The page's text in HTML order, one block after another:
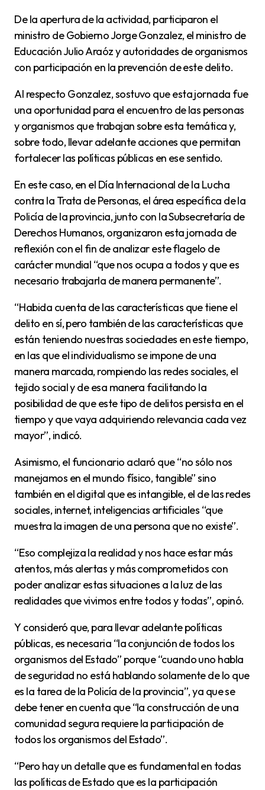
De la apertura de la actividad, participaron el
ministro de Gobierno Jorge Gonzalez, el ministro de
Educación Julio Araóz y autoridades de organismos
con participación en la prevención de este delito.
Al respecto Gonzalez, sostuvo que esta jornada fue
una oportunidad para el encuentro de las personas
y organismos que trabajan sobre esta temática y,
sobre todo, llevar adelante acciones que permitan
fortalecer las políticas públicas en ese sentido.
En este caso, en el Día Internacional de la Lucha
contra la Trata de Personas, el área específica de la
Policía de la provincia, junto con la Subsecretaría de
Derechos Humanos, organizaron esta jornada de
reflexión con el fin de analizar este flagelo de
carácter mundial “que nos ocupa a todos y que es
necesario trabajarla de manera permanente”.
“Habida cuenta de las características que tiene el
delito en sí, pero también de las características que
están teniendo nuestras sociedades en este tiempo,
en las que el individualismo se impone de una
manera marcada, rompiendo las redes sociales, el
tejido social y de esa manera facilitando la
posibilidad de que este tipo de delitos persista en el
tiempo y que vaya adquiriendo relevancia cada vez
mayor”, indicó.
Asimismo, el funcionario aclaró que “no sólo nos
manejamos en el mundo físico, tangible” sino
también en el digital que es intangible, el de las redes
sociales, internet, inteligencias artificiales “que
muestra la imagen de una persona que no existe”.
“Eso complejiza la realidad y nos hace estar más
atentos, más alertas y más comprometidos con
poder analizar estas situaciones a la luz de las
realidades que vivimos entre todos y todas”, opinó.
Y consideró que, para llevar adelante políticas
públicas, es necesaria “la conjunción de todos los
organismos del Estado” porque “cuando uno habla
de seguridad no está hablando solamente de lo que
es la tarea de la Policía de la provincia”, ya que se
debe tener en cuenta que “la construcción de una
comunidad segura requiere la participación de
todos los organismos del Estado”.
“Pero hay un detalle que es fundamental en todas
las políticas de Estado que es la participación